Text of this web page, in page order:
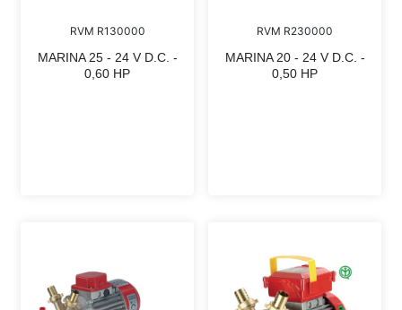
RVM R130000
MARINA 25 - 24 V D.C. -
0,60 HP
RVM R230000
MARINA 20 - 24 V D.C. -
0,50 HP